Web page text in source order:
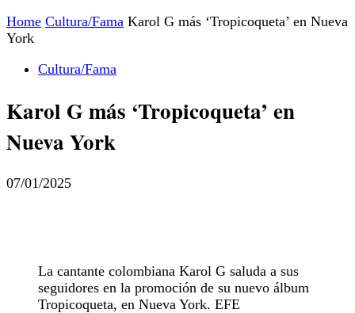
Home Cultura/Fama Karol G más ‘Tropicoqueta’ en Nueva
York
Cultura/Fama
Karol G más ‘Tropicoqueta’ en
Nueva York
07/01/2025
La cantante colombiana Karol G saluda a sus
seguidores en la promoción de su nuevo álbum
Tropicoqueta, en Nueva York. EFE